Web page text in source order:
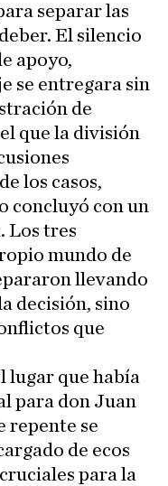
separar las
El silencio
apoyo,
se entregara sin
de
que la división
los casos,
concluyó con un
Los tres
mundo de
llevando
decisión, sino
que
lugar que había
para don Juan
repente se
de ecos
para la